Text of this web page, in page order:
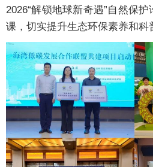
2026“解锁地球新奇遇”自然保
课，切实提升生态环保素养和科